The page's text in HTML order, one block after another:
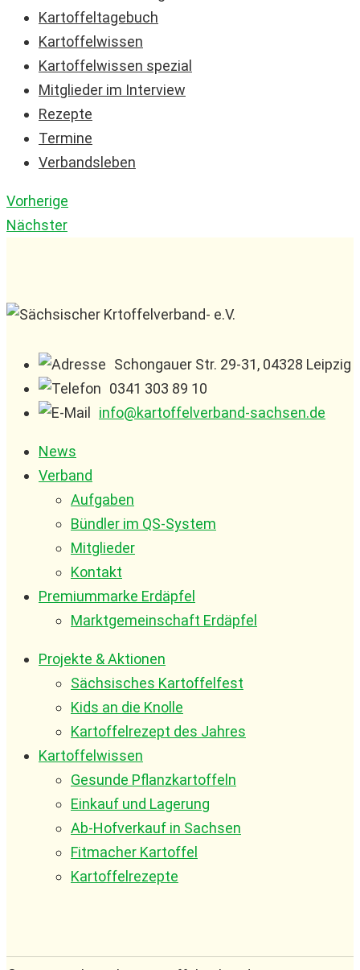
Kartoffeltagebuch
Kartoffelwissen
Kartoffelwissen spezial
Mitglieder im Interview
Rezepte
Termine
Verbandsleben
Vorherige
Nächster
Schongauer Str. 29-31, 04328 Leipzig
0341 303 89 10
info@kartoffelverband-sachsen.de
News
Verband
Aufgaben
Bündler im QS-System
Mitglieder
Kontakt
Premiummarke Erdäpfel
Marktgemeinschaft Erdäpfel
Projekte & Aktionen
Sächsisches Kartoffelfest
Kids an die Knolle
Kartoffelrezept des Jahres
Kartoffelwissen
Gesunde Pflanzkartoffeln
Einkauf und Lagerung
Ab-Hofverkauf in Sachsen
Fitmacher Kartoffel
Kartoffelrezepte